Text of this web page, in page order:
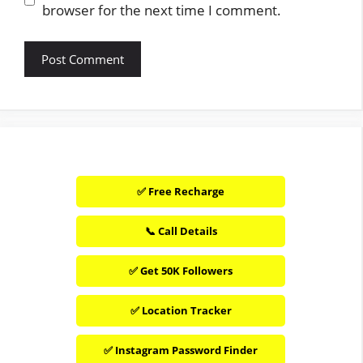
browser for the next time I comment.
✅ Free Recharge
📞 Call Details
✅ Get 50K Followers
✅ Location Tracker
✅ Instagram Password Finder